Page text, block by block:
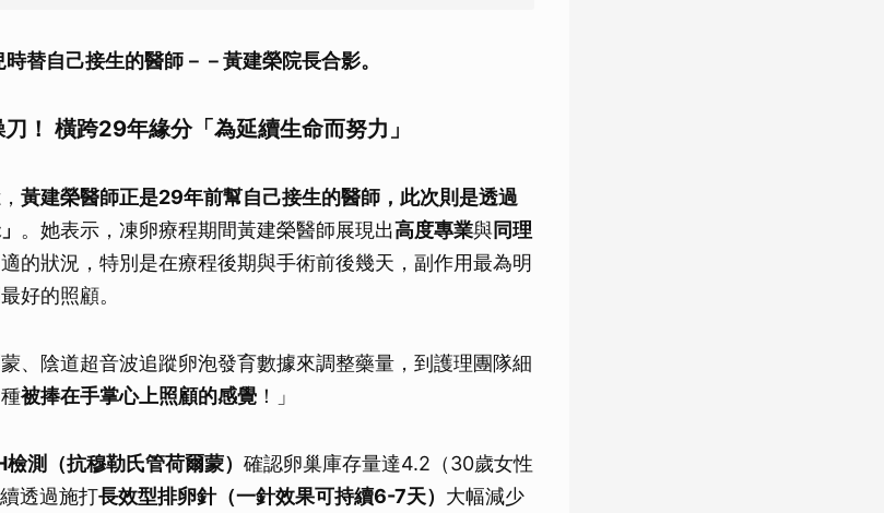
替自己接生的醫師－－黃建榮院長合影。
！ 橫跨29年緣分「為延續生命而努力」
黃建榮醫師正是29年前幫自己接生的醫師，此次則是透過
。她表示，凍卵療程期間黃建榮醫師展現出高度專業與同理
的狀況，特別是在療程後期與手術前後幾天，副作用最為明
好的照顧。
、陰道超音波追蹤卵泡發育數據來調整藥量，到護理團隊細
被捧在手掌心上照顧的感覺 ！」
檢測（抗穆勒氏管荷爾蒙） 確認卵巢庫存量達4.2（30歲女性
透過施打長效型排卵針（一針效果可持續6-7天） 大幅減少